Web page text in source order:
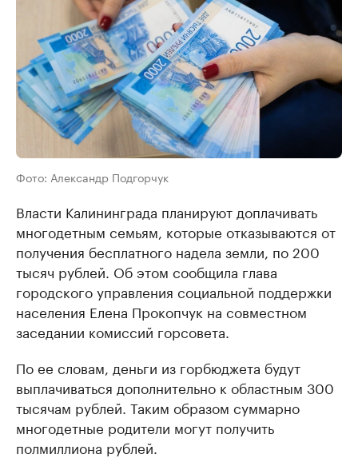
Фото: Александр Подгорчук
Власти Калининграда планируют доплачивать
многодетным семьям, которые отказываются от
получения бесплатного надела земли, по 200
тысяч рублей. Об этом сообщила глава
городского управления социальной поддержки
населения Елена Прокопчук на совместном
заседании комиссий горсовета.
По ее словам, деньги из горбюджета будут
выплачиваться дополнительно к областным 300
тысячам рублей. Таким образом суммарно
многодетные родители могут получить
полмиллиона рублей.